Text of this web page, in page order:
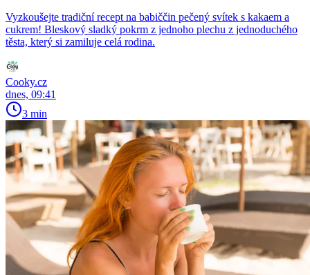
Vyzkoušejte tradiční recept na babiččin pečený svítek s kakaem a
cukrem! Bleskový sladký pokrm z jednoho plechu z jednoduchého
těsta, který si zamiluje celá rodina.
Cooky.cz
dnes, 09:41
3 min